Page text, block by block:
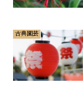
古典園芸